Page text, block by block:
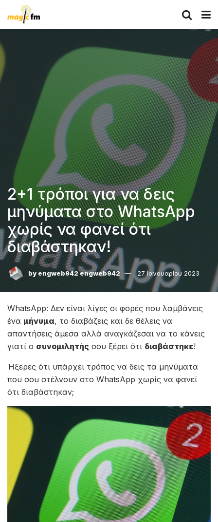
2+1 τρόποι για να δεις
μηνύματα στο WhatsApp
χωρίς να φανεί ότι
διαβάστηκαν!
by engweb942 engweb942 27 Ιανουαρίου 2023
WhatsApp: Δεν είναι λίγες οι φορές που λαμβάνεις
ένα μήνυμα, το διαβάζεις και δε θέλεις να
απαντήσεις άμεσα αλλά αναγκάζεσαι να το κάνεις
γιατί ο συνομιλητής σου ξέρει ότι διαβάστηκε!
Ήξερες ότι υπάρχει τρόπος να δεις τα μηνύματα
που σου στέλνουν στο WhatsApp χωρίς να φανεί
ότι διαβάστηκαν;